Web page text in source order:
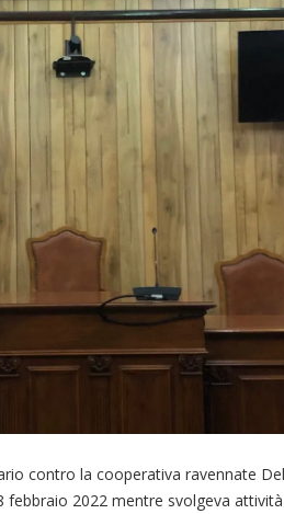
contro la cooperativa ravennate
2022 mentre svolgeva